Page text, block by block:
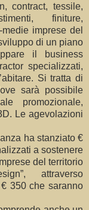
contract, tessile,
finiture,
imprese del
di un piano
il business
specializzati,
Si tratta di
sarà possibile
promozionale,
Le agevolazioni
ha stanziato €
a sostenere
del territorio
attraverso
350 che saranno